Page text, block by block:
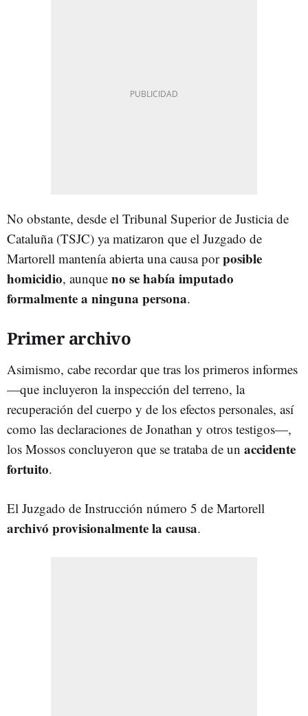
No obstante, desde el Tribunal Superior de Justicia de
Cataluña (TSJC) ya matizaron que el Juzgado de
Martorell mantenía abierta una causa porposible
homicidio, aunque no se había imputado
formalmente a ninguna persona.
Primer archivo
Asimismo, cabe recordar que tras los primeros informes
—que incluyeron la inspección del terreno, la
recuperación del cuerpo y de los efectos personales, así
como las declaraciones de Jonathan y otros testigos—,
los Mossos concluyeron que se trataba de un accidente
fortuito.
El Juzgado de Instrucción número 5 de Martorell
archivó provisionalmente la causa.